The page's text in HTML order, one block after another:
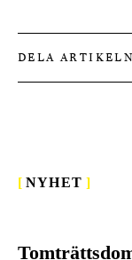
DELA ARTIKELN
[ NYHET ]